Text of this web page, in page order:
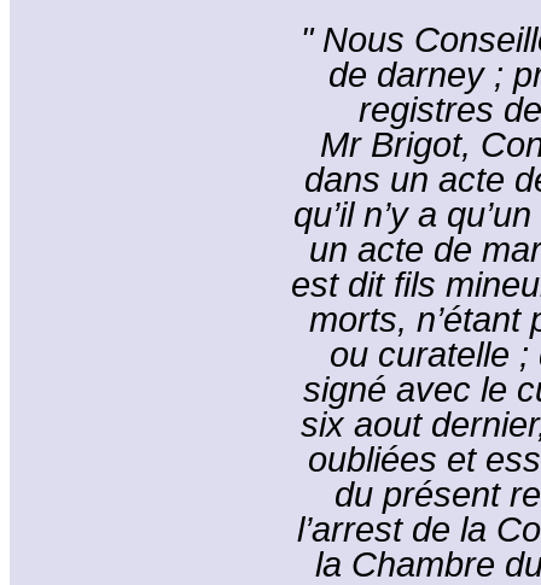
" Nous
de darney ;
registres
Mr Brigot,
dans un acte
qu’il n’y a
un acte de
est dit fils
morts, n’étant
ou curatelle ;
signé avec le
six aout
oubliées et
du présent
l’arrest de la
la Chambre